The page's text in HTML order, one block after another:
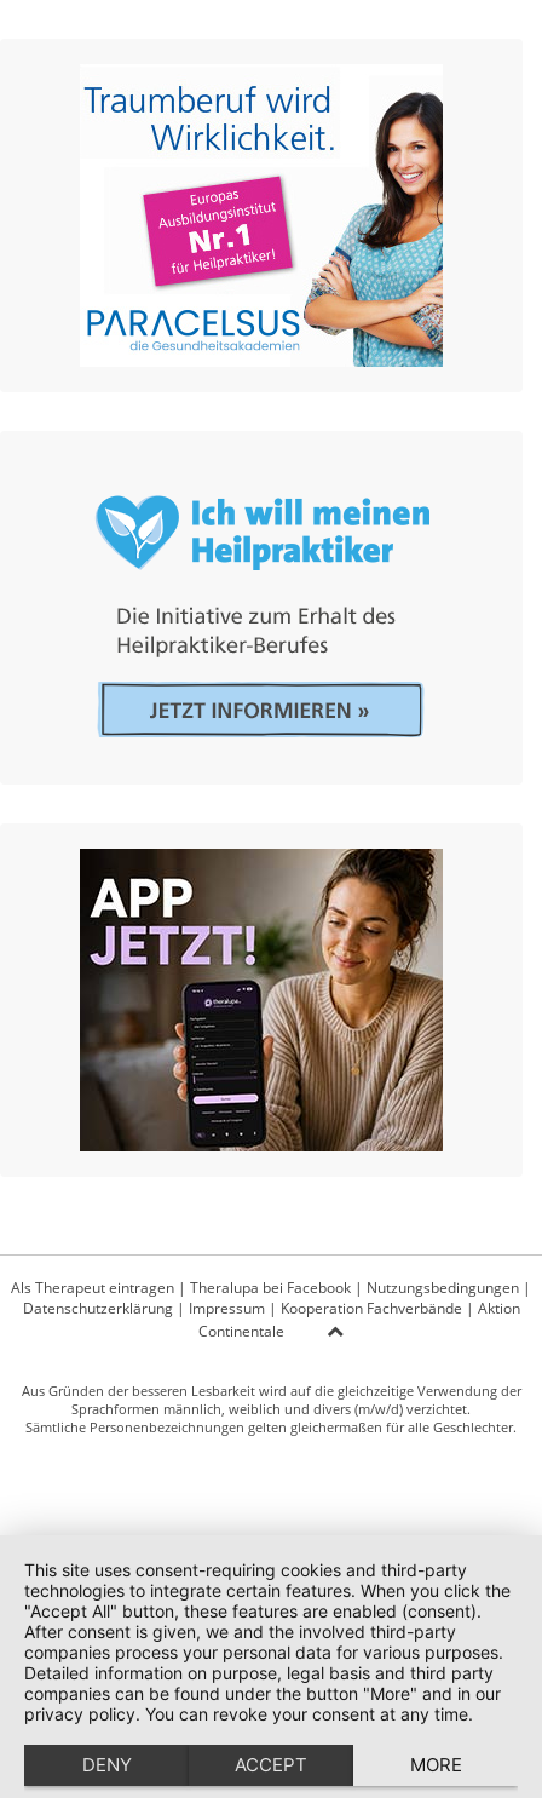
Als Therapeut eintragen | Theralupa bei Facebook | Nutzungsbedingungen |
Datenschutzerklärung| Impressum| Kooperation Fachverbände | Aktion
Continentale
Aus Gründen der besseren Lesbarkeit wird auf die gleichzeitige Verwendung der
Sprachformen männlich, weiblich und divers (m/w/d) verzichtet.
Sämtliche Personenbezeichnungen gelten gleichermaßen für alle Geschlechter.
This site uses consent-requiring cookies and third-party
technologies to integrate certain features. When you click the
"Accept All" button, these features are enabled (consent).
After consent is given, we and the involved third-party
companies process your personal data for various purposes.
Detailed information on purpose, legal basis and third party
companies can be found under the button "More" and in our
privacy policy. You can revoke your consent at any time.
DENY ACCEPT MORE